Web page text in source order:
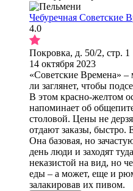
Чебуречная Советские
4.0
Покровка, д. 50/2, стр. 1
14 октября 2023
«Советские Времена» –
ли заглянет, чтобы
В этом красно-желтом
напоминает об
столовой. Цены не
отдают заказы, быстро.
Она базовая, но
день люди и заходят
неказистой на вид, но
еды – а может, еще и
залакировав их пивом.